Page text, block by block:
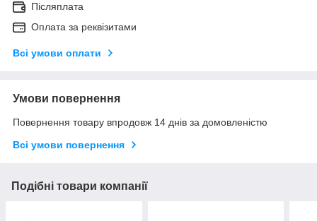
Післяплата
Оплата за реквізитами
Всі умови оплати
Умови повернення
Повернення товару впродовж 14 днів за домовленістю
Всі умови повернення
Подібні товари компанії